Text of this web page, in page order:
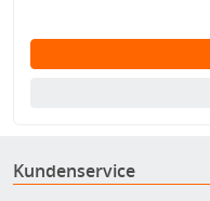
Kundenservice